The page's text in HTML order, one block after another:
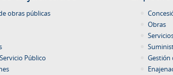
obras públicas
Público
Obras
Gestión